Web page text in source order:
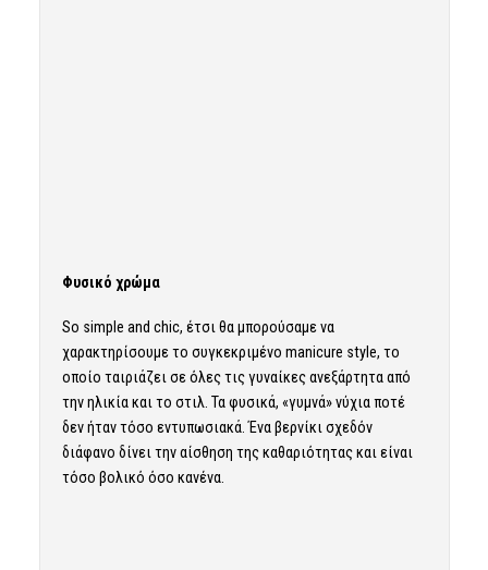
Φυσικό χρώμα
So simple and chic, έτσι θα μπορούσαμε να
χαρακτηρίσουμε το συγκεκριμένο manicure style, το
οποίο ταιριάζει σε όλες τις γυναίκες ανεξάρτητα από
την ηλικία και το στιλ. Τα φυσικά, «γυμνά» νύχια ποτέ
δεν ήταν τόσο εντυπωσιακά. Ένα βερνίκι σχεδόν
διάφανο δίνει την αίσθηση της καθαριότητας και είναι
τόσο βολικό όσο κανένα.